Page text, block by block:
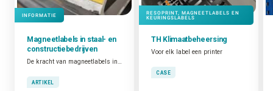
INFORMATIE
Magneetlabels in staal- en
constructiebedrijven
ARTIKEL
RESOPRINT, MAGNEETLABELS EN
KEURINGSLABELS
TH Klimaatbeheersing
Voor elk label een printer
CASE